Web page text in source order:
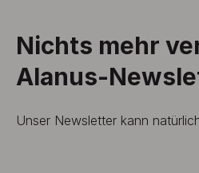
Nichts mehr
Alanus-
Unser Newsletter kann